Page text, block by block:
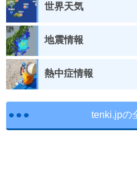
世界天気
地震情報
熱中症情報
tenki.jpの